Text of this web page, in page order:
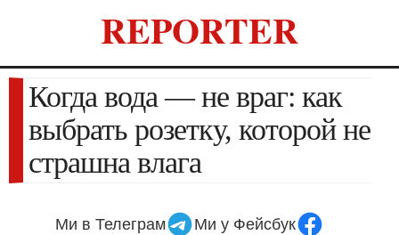
REPORTER
Когда вода — не враг: как
выбрать розетку, которой не
страшна влага
Ми в Телеграм Ми у Фейсбук